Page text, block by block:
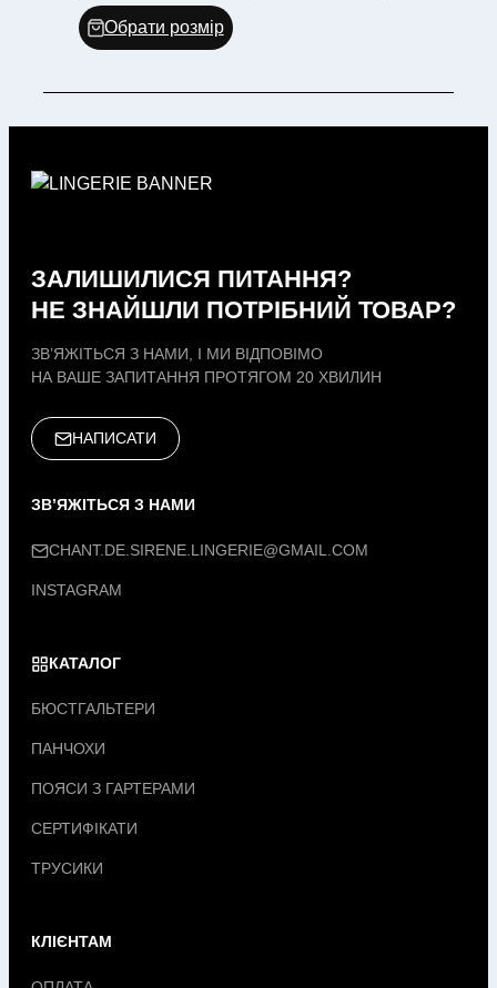
Обрати розмір
ЗАЛИШИЛИСЯ ПИТАННЯ?
НЕ ЗНАЙШЛИ ПОТРІБНИЙ ТОВАР?
ЗВ’ЯЖІТЬСЯ З НАМИ, І МИ ВІДПОВІМО
НА ВАШЕ ЗАПИТАННЯ ПРОТЯГОМ 20 ХВИЛИН
НАПИСАТИ
ЗВ’ЯЖІТЬСЯ З НАМИ
CHANT.DE.SIRENE.LINGERIE@GMAIL.COM
INSTAGRAM
КАТАЛОГ
БЮСТГАЛЬТЕРИ
ПАНЧОХИ
ПОЯСИ З ГАРТЕРАМИ
СЕРТИФІКАТИ
ТРУСИКИ
КЛІЄНТАМ